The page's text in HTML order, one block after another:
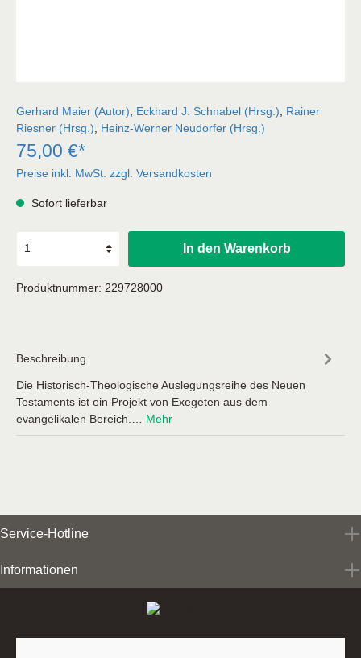
Gerhard Maier (Autor) Eckhard J. Schnabel (Hrsg.)
Rainer
Riesner (Hrsg.)
Heinz-Werner Neudorfer (Hrsg.)
75,00 €*
Preise inkl. MwSt. zzgl. Versandkosten
Sofort lieferbar
In den Warenkorb
Produktnummer: 229728000
Beschreibung
Die Historisch-Theologische Auslegungsreihe des Neuen
Testaments ist ein Projekt von Exegeten aus dem
evangelikalen Bereich.… Mehr
Service-Hotline
Informationen